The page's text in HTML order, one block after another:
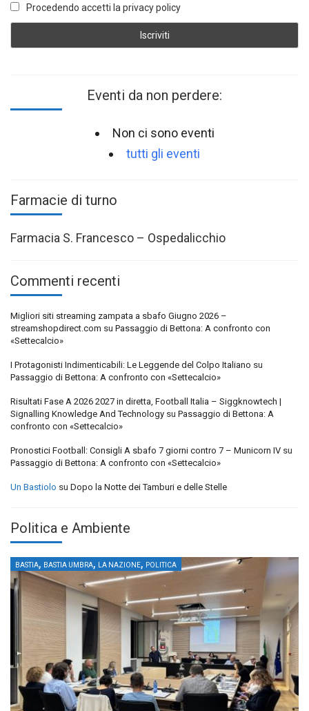
Procedendo accetti la privacy policy
Eventi da non perdere:
Non ci sono eventi
tutti gli eventi
Farmacie di turno
Farmacia S. Francesco – Ospedalicchio
Commenti recenti
Migliori siti streaming zampata a sbafo Giugno 2026 –
streamshopdirect.com su Passaggio di Bettona: A confronto con
«Settecalcio»
I Protagonisti Indimenticabili: Le Leggende del Colpo Italiano su
Passaggio di Bettona: A confronto con «Settecalcio»
Risultati Fase A 2026 2027 in diretta, Football Italia – Siggknowtech |
Signalling Knowledge And Technology su Passaggio di Bettona: A
confronto con «Settecalcio»
Pronostici Football: Consigli A sbafo 7 giorni contro 7 – Municorn IV su
Passaggio di Bettona: A confronto con «Settecalcio»
Un Bastiolo su Dopo la Notte dei Tamburi e delle Stelle
Politica e Ambiente
BASTIA, BASTIA UMBRA, LA NAZIONE, POLITICA